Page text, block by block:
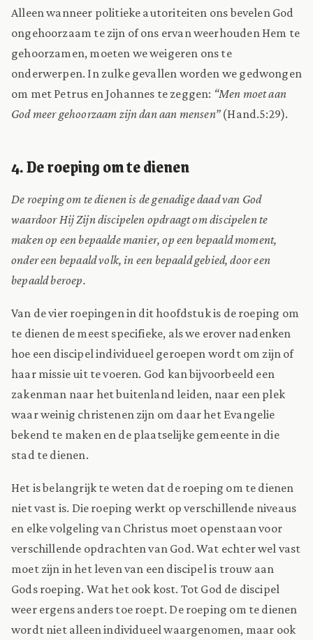
Alleen wanneer politieke autoriteiten ons bevelen God
ongehoorzaam te zijn of ons ervan weerhouden Hem te
gehoorzamen, moeten we weigeren ons te
onderwerpen. In zulke gevallen worden we gedwongen
om met Petrus en Johannes te zeggen: “Men moet aan
God meer gehoorzaam zijn dan aan mensen”(Hand.5:29).
4. De roeping om te dienen
De roeping om te dienen is de genadige daad van God
waardoor Hij Zijn discipelen opdraagt om discipelen te
maken op een bepaalde manier, op een bepaald moment,
onder een bepaald volk, in een bepaald gebied, door een
bepaald beroep.
Van de vier roepingen in dit hoofdstuk is de roeping om
te dienen de meest specifieke, als we erover nadenken
hoe een discipel individueel geroepen wordt om zijn of
haar missie uit te voeren. God kan bijvoorbeeld een
zakenman naar het buitenland leiden, naar een plek
waar weinig christenen zijn om daar het Evangelie
bekend te maken en de plaatselijke gemeente in die
stad te dienen.
Het is belangrijk te weten dat de roeping om te dienen
niet vast is. Die roeping werkt op verschillende niveaus
en elke volgeling van Christus moet openstaan voor
verschillende opdrachten van God. Wat echter wel vast
moet zijn in het leven van een discipel is trouw aan
Gods roeping. Wat het ook kost. Tot God de discipel
weer ergens anders toe roept. De roeping om te dienen
wordt niet alleen individueel waargenomen, maar ook